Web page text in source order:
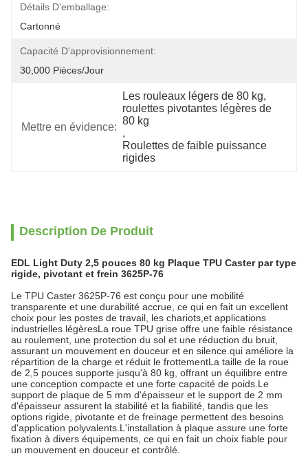
Détails D'emballage:
Cartonné
Capacité D'approvisionnement:
30,000 Pièces/jour
Mettre en évidence:
Les rouleaux légers de 80 kg,
roulettes pivotantes légères de
80 kg
,
Roulettes de faible puissance
rigides
Description De Produit
EDL Light Duty 2,5 pouces 80 kg Plaque TPU Caster par type
rigide, pivotant et frein 3625P-76
Le TPU Caster 3625P-76 est conçu pour une mobilité
transparente et une durabilité accrue, ce qui en fait un excellent
choix pour les postes de travail, les chariots,et applications
industrielles légèresLa roue TPU grise offre une faible résistance
au roulement, une protection du sol et une réduction du bruit,
assurant un mouvement en douceur et en silence.qui améliore la
répartition de la charge et réduit le frottementLa taille de la roue
de 2,5 pouces supporte jusqu'à 80 kg, offrant un équilibre entre
une conception compacte et une forte capacité de poids.Le
support de plaque de 5 mm d'épaisseur et le support de 2 mm
d'épaisseur assurent la stabilité et la fiabilité, tandis que les
options rigide, pivotante et de freinage permettent des besoins
d'application polyvalents.L'installation à plaque assure une forte
fixation à divers équipements, ce qui en fait un choix fiable pour
un mouvement en douceur et contrôlé.